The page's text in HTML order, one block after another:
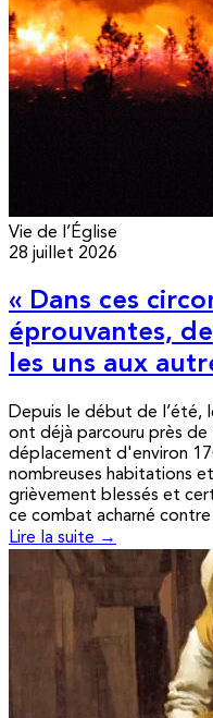
Vie de l’Église
28 juillet 2026
« Dans ces
éprouvantes,
les uns aux
Depuis le début de l’été,
ont déjà parcouru près
déplacement d'environ
nombreuses habitations
grièvement blessés et
ce combat acharné contre
Lire la suite →